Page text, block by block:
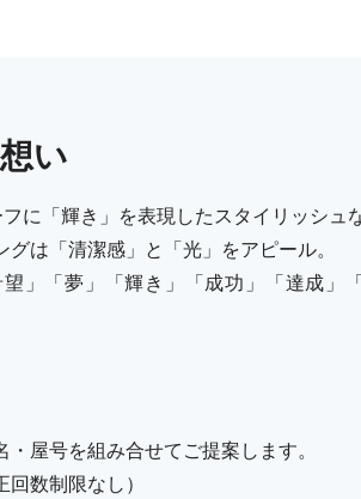
い
に「輝き」を表現したスタイリッシュ
は「清潔感」と「光」をアピール。
」「夢」「輝き」「成功」「達成」
屋号を組み合せてご提案します。
数制限なし）